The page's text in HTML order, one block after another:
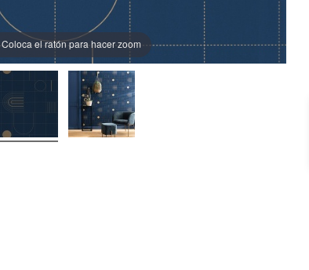
Coloca el ratón para hacer zoom